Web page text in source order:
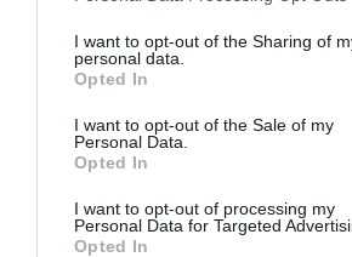
I want to opt-out of the Sharing of
personal data.
Opted In
I want to opt-out of the Sale of my
Personal Data.
Opted In
I want to opt-out of processing my
Personal Data for Targeted
Opted In